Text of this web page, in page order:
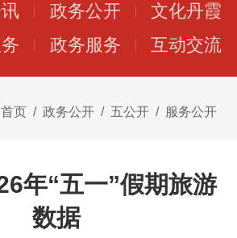
政务公开
文化丹霞
政务服务 互动交流
首页 / 政务公开 / 五公开 / 服务公开
年“五一”假期旅游
数据